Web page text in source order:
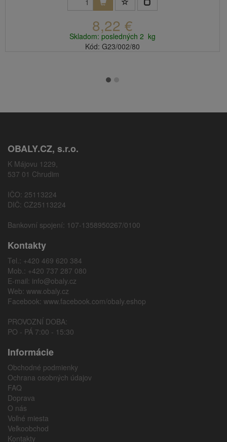
8,22 €
Skladom: posledných 2 kg
Kód: G23/002/80
OBALY.CZ, s.r.o.
K Májovu 1229,
537 01 Chrudim
IČO: 25113224
DIČ: CZ25113224
Bankovní spojení: 107-1358950267/0100
Kontakty
Tel.: +420 469 620 384
Mob.: +420 737 287 080
E-mail: info@obaly.cz
Web: www.obaly.cz
Facebook: www.facebook.com/obaly.eshop
PROVOZNÍ DOBA:
PO - PÁ 7:00 - 15:30
Informácie
Obchodné podmienky
Ochrana osobných údajov
FAQ
Doprava
O nás
Voľné miesta
Veľkoobchod
Kontakty